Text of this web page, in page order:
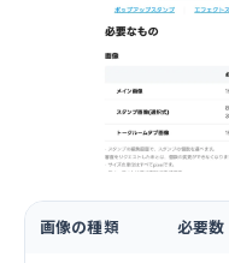
画像の種類 必要数